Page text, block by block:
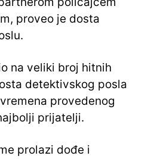
proveo je dosta
na veliki broj hitnih
detektivskog posla
provedenog
prijatelji.
prolazi dođe i